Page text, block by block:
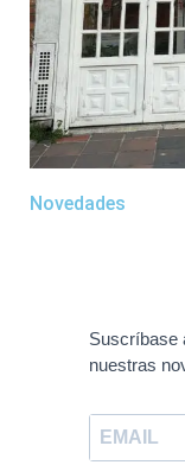
Novedades
Suscríbase
nuestras